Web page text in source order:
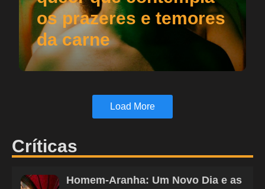
os prazeres e temores
da carne
Load More
Críticas
Homem-Aranha: Um Novo Dia e as